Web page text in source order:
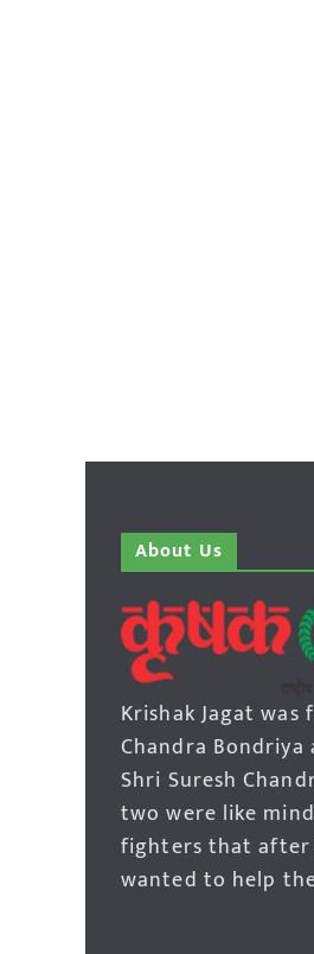
About Us
Krishak Jagat
Chandra
Shri Suresh
two were like
fighters that
wanted to help